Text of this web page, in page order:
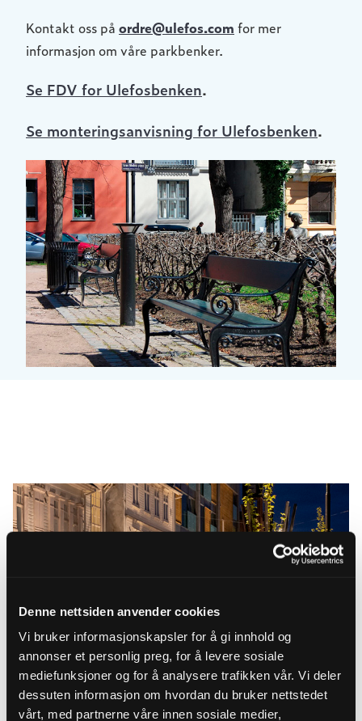
Denne nettsiden anvender cookies
Vi bruker informasjonskapsler for å gi innhold og
annonser et personlig preg, for å levere sosiale
mediefunksjoner og for å analysere trafikken vår. Vi deler
dessuten informasjon om hvordan du bruker nettstedet
vårt, med partnerne våre innen sosiale medier,
Kontakt oss på ordre@ulefos.com for mer
informasjon om våre parkbenker.
Se FDV for Ulefosbenken.
Se monteringsanvisning for Ulefosbenken.